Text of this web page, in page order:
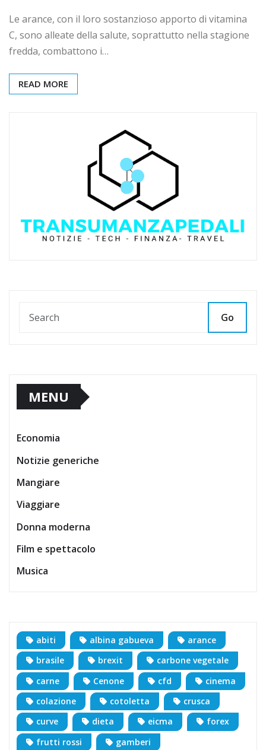
Le arance, con il loro sostanzioso apporto di vitamina
C, sono alleate della salute, soprattutto nella stagione
fredda, combattono i…
READ MORE
Go
MENU
Economia
Notizie generiche
Mangiare
Viaggiare
Donna moderna
Film e spettacolo
Musica
abiti albina gabueva
arance
brasile
brexit
carbone vegetale
carne
Cenone cfd
cinema
colazione
cotoletta
crusca
curve
dieta eicma
forex
frutti rossi
gamberi